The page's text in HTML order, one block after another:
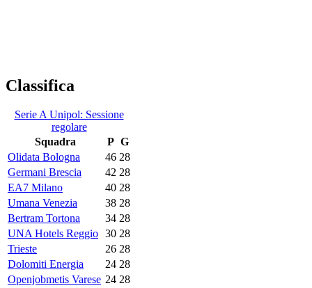
Classifica
Serie A Unipol: Sessione
regolare
Squadra
P G
Olidata Bologna
46 28
Germani Brescia
42 28
EA7 Milano
40 28
Umana Venezia
38 28
Bertram Tortona
34 28
UNA Hotels Reggio 30 28
Trieste
26 28
Dolomiti Energia
24 28
Openjobmetis Varese 24 28